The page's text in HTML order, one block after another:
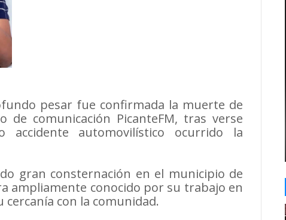
pesar fue confirmada la muerte de
de comunicación PicanteFM, tras verse
accidente automovilístico ocurrido la
gran consternación en el municipio de
ampliamente conocido por su trabajo en
cercanía con la comunidad.